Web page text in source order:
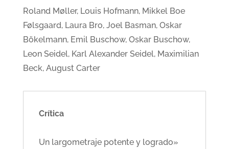
Roland Møller, Louis Hofmann, Mikkel Boe
Følsgaard, Laura Bro, Joel Basman, Oskar
Bökelmann, Emil Buschow, Oskar Buschow,
Leon Seidel, Karl Alexander Seidel, Maximilian
Beck, August Carter
Crítica
Un largometraje potente y logrado»